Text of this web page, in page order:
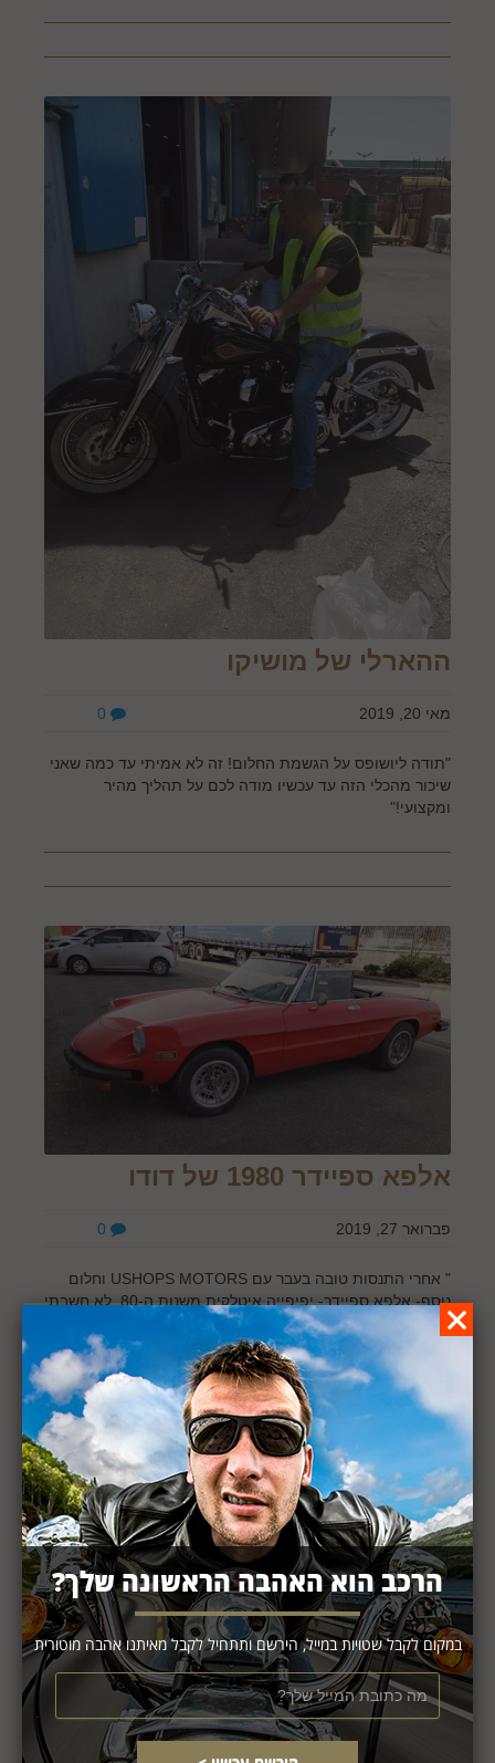
ההארלי של מושיקו
מאי 20, 2019
"תודה ליושופס על הגשמת החלום! זה לא אמיתי עד כמה שאני
שיכור מהכלי הזה עד עכשיו מודה לכם על תהליך מהיר
ומקצועי!"
אלפא ספיידר 1980 של דודו
פברואר 27, 2019
" אחרי התנסות טובה בעבר עם USHOPS MOTORS וחלום
נוסף- אלפא ספיידר- יפיפייה איטלקית משנות ה-80. לא חשבתי
פעמיים, התקשרתי כרגיל לדורון, השירות והתנאים עמדו בכל
הציפיות. תודה לדורון ולכל צוות Ushops Motors"
הרכב הוא האהבה הראשונה שלך?
במקום לקבל שטויות במייל, הירשם ותתחיל לקבל מאיתנו אהבה מוטורית